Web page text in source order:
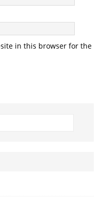
in this browser for the